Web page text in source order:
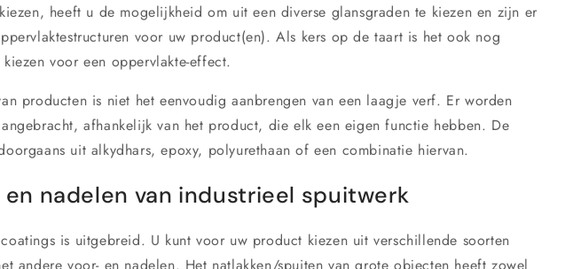
heeft u de mogelijkheid om uit een diverse glansgraden te kiezen en zijn er
voor uw product(en). Als kers op de taart is het ook nog
voor een oppervlakte-effect.
producten is niet het eenvoudig aanbrengen van een laagje verf. Er worden
afhankelijk van het product, die elk een eigen functie hebben. De
uit alkydhars, epoxy, polyurethaan of een combinatie hiervan.
nadelen van industrieel spuitwerk
is uitgebreid. U kunt voor uw product kiezen uit verschillende soorten
andere voor- en nadelen. Het natlakken/spuiten van grote objecten heeft zowel